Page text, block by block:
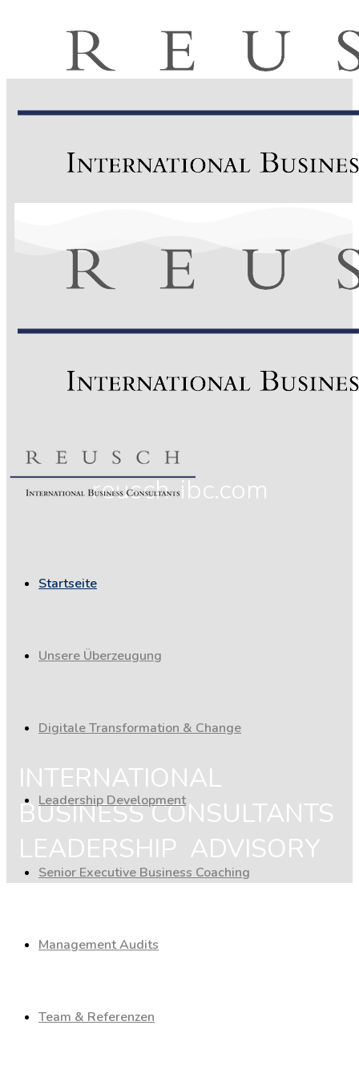
Startseite
Unsere Überzeugung
Digitale Transformation & Change
Leadership Development
Senior Executive Business Coaching
Management Audits
Team & Referenzen
reusch-ibc.com
INTERNATIONAL
BUSINESS CONSULTANTS
LEADERSHIP ADVISORY